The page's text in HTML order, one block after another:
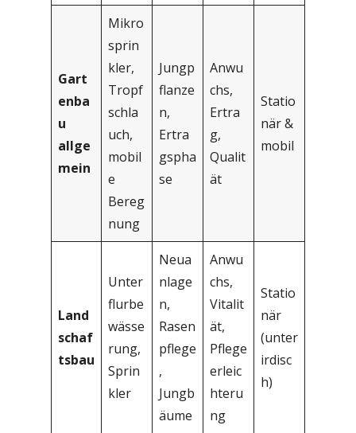
Gart
enba
u
allge
mein
Mikro
sprin
kler,
Tropf
schla
uch,
mobil
e
Bereg
nung
Jungp
flanze
n,
Ertra
gspha
se
Anwu
chs,
Ertra
g,
Qualit
ät
Statio
när &
mobil
Land
schaf
tsbau
Unter
flurbe
wässe
rung,
Sprin
kler
Neua
nlage
n,
Rasen
pflege
,
Jungb
äume
Anwu
chs,
Vitalit
ät,
Pflege
erleic
hteru
ng
Statio
när
(unter
irdisc
h)